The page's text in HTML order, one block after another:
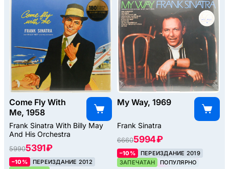
Come Fly With
Me, 1958
Frank Sinatra With Billy May
And His Orchestra
59905391 ₽
–10%
ПЕРЕИЗДАНИЕ 2012
My Way, 1969
Frank Sinatra
66605994 ₽
–10%
ПЕРЕИЗДАНИЕ 2019
ЗАПЕЧАТАН
ПОПУЛЯРНО